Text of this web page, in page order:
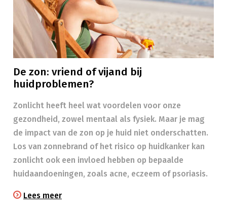
De zon: vriend of vijand bij
huidproblemen?
Zonlicht heeft heel wat voordelen voor onze
gezondheid, zowel mentaal als fysiek. Maar je mag
de impact van de zon op je huid niet onderschatten.
Los van zonnebrand of het risico op huidkanker kan
zonlicht ook een invloed hebben op bepaalde
huidaandoeningen, zoals acne, eczeem of psoriasis.
Lees meer